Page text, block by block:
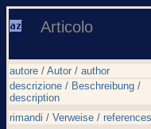
Articolo
autore / Autor / author
descrizione / Beschreibung /
description
rimandi / Verweise / references